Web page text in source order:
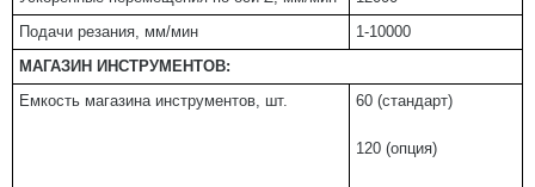
Подачи резания, мм/мин
1-10000
МАГАЗИН ИНСТРУМЕНТОВ:
Емкость магазина инструментов, шт.
60 (стандарт)
120 (опция)